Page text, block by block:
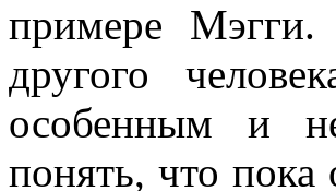
примере Мэгги.
другого
особенным и
понять, что пока